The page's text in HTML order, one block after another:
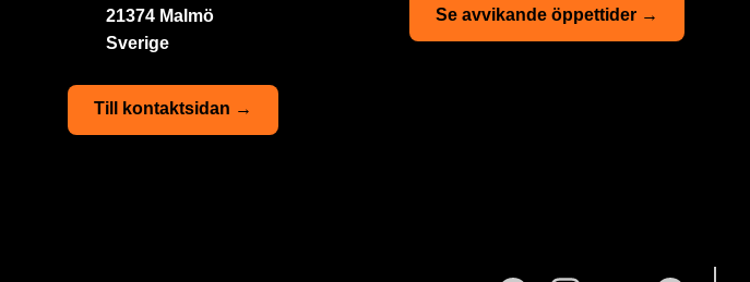
21374 Malmö
Sverige
Till kontaktsidan →
Se avvikande öppettider →